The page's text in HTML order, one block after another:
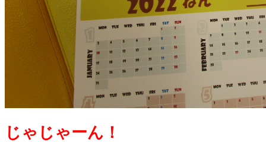
じゃじゃーん！